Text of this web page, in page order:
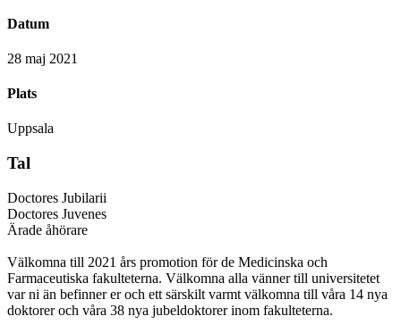
Datum
28 maj 2021
Plats
Uppsala
Tal
Doctores Jubilarii
Doctores Juvenes
Ärade åhörare
Välkomna till 2021 års promotion för de Medicinska och
Farmaceutiska fakulteterna. Välkomna alla vänner till universitetet
var ni än befinner er och ett särskilt varmt välkomna till våra 14 nya
doktorer och våra 38 nya jubeldoktorer inom fakulteterna.